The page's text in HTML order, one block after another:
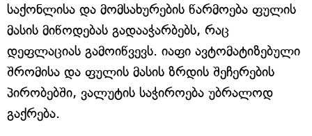
საქონლისა და მომსახურების წარმოება ფულის
მასის მიწოდებას გადააჭარბებს, რაც
დეფლაციას გამოიწვევს. იაფი ავტომატიზებული
შრომისა და ფულის მასის ზრდის შეჩერების
პირობებში, ვალუტის საჭიროება უბრალოდ
გაქრება.